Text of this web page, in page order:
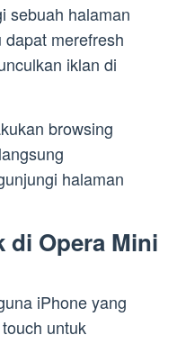
sebuah halaman
merefresh
iklan di
browsing
halaman
di Opera Mini
iPhone yang
untuk